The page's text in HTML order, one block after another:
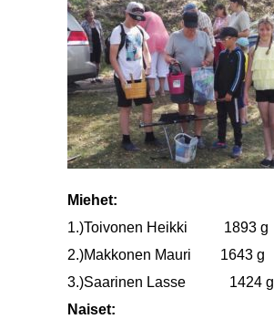
Miehet:
1.)Toivonen Heikki 1893 g
2.)Makkonen Mauri 1643 g
3.)Saarinen Lasse 1424 g
Naiset: